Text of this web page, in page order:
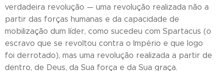
verdadeira revolução — uma revolução realizada não a
partir das forças humanas e da capacidade de
mobilização dum líder, como sucedeu com Spartacus (o
escravo que se revoltou contra o Império e que logo
foi derrotado), mas uma revolução realizada a partir de
dentro, de Deus, da Sua força e da Sua graça.